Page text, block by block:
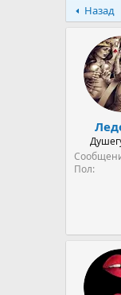
т
о
м
Назад
Пол